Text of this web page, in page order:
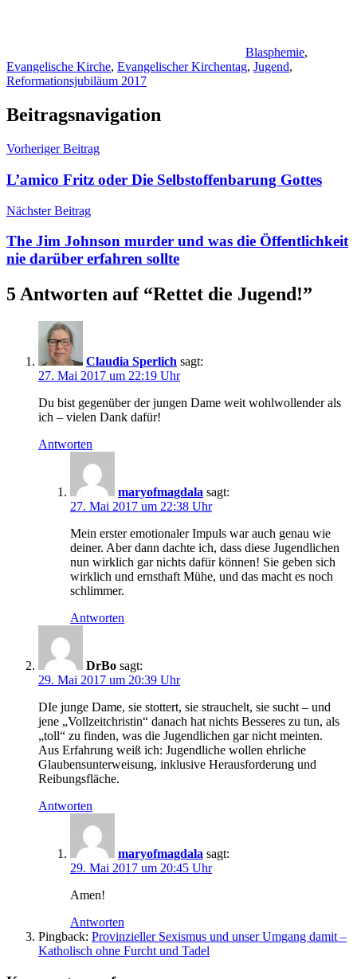
Blasphemie,
Evangelische Kirche, Evangelischer Kirchentag, Jugend,
Reformationsjubiläum 2017
Beitragsnavigation
Vorheriger Beitrag
L’amico Fritz oder Die Selbstoffenbarung Gottes
Nächster Beitrag
The Jim Johnson murder und was die Öffentlichkeit
nie darüber erfahren sollte
5 Antworten auf “Rettet die Jugend!”
Claudia Sperlich sagt:
27. Mai 2017 um 22:19 Uhr
Du bist gegenüber der jungen Dame weit wohlwollender als
ich – vielen Dank dafür!
Antworten
maryofmagdala sagt:
27. Mai 2017 um 22:38 Uhr
Mein erster emotionaler Impuls war auch genau wie
deiner. Aber dann dachte ich, dass diese Jugendlichen
nun wirklich gar nichts dafür können! Sie geben sich
wirklich und ernsthaft Mühe, und das macht es noch
schlimmer.
Antworten
DrBo sagt:
29. Mai 2017 um 20:39 Uhr
DIe junge Dame, sie stottert, sie strauchelt, sie sucht – und
jene „Vollzeitchristin“ danach hat nichts Besseres zu tun, als
„toll“ zu finden, was die Jugendlichen gar nicht meinten.
Aus Erfahrung weiß ich: Jugendliche wollen ehrliche
Glaubensunterweisung, inklusive Herausforderung und
Reibungsfläche.
Antworten
maryofmagdala sagt:
29. Mai 2017 um 20:45 Uhr
Amen!
Antworten
Pingback: Provinzieller Sexismus und unser Umgang damit –
Katholisch ohne Furcht und Tadel